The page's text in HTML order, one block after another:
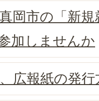
岡市の「新
加しませんか
広報紙の発